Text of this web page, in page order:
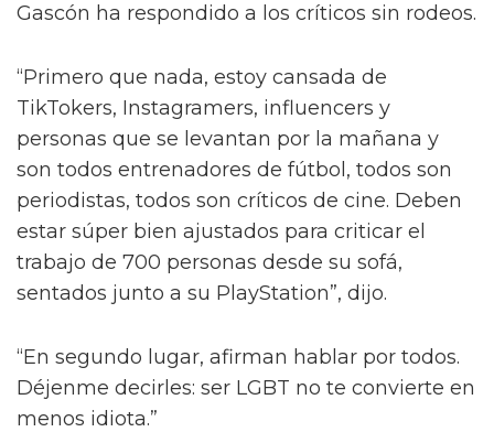
Gascón ha respondido a los críticos sin rodeos.
“Primero que nada, estoy cansada de
TikTokers, Instagramers, influencers y
personas que se levantan por la mañana y
son todos entrenadores de fútbol, todos son
periodistas, todos son críticos de cine. Deben
estar súper bien ajustados para criticar el
trabajo de 700 personas desde su sofá,
sentados junto a su PlayStation”, dijo.
“En segundo lugar, afirman hablar por todos.
Déjenme decirles: ser LGBT no te convierte en
menos idiota.”